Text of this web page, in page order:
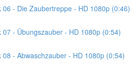
06 - Die Zaubertreppe - HD 1080p (0:46)
07 - Übungszauber - HD 1080p (0:54)
08 - Abwaschzauber - HD 1080p (0:54)